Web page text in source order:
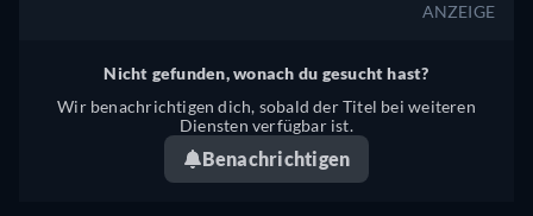
ANZEIGE
Nicht gefunden, wonach du gesucht hast?
Wir benachrichtigen dich, sobald der Titel bei weiteren
Diensten verfügbar ist.
Benachrichtigen